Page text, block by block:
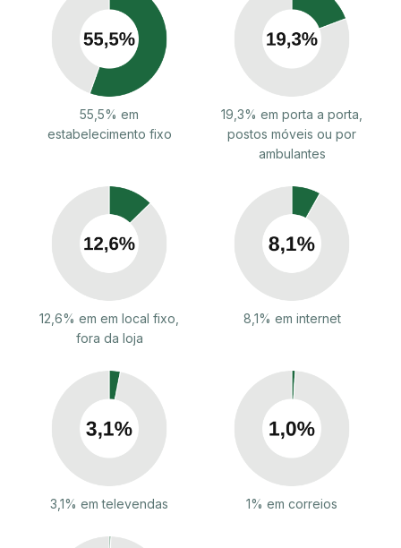
55,5% em
estabelecimento fixo
19,3% em porta a porta,
postos móveis ou por
ambulantes
12,6% em em local fixo,
fora da loja
8,1% em internet
3,1% em televendas 1% em correios